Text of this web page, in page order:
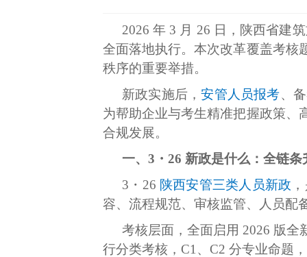
2026 年 3 月 26 日，陕西省建
全面落地执行。本次改革覆盖考核
秩序的重要举措。
新政实施后，安管人员报考、
为帮助企业与考生精准把握政策、
合规发展。
一、3・26 新政是什么：全链
3・26 陕西安管三类人员新政
容、流程规范、审核监管、人员配
考核层面，全面启用 2026 版
行分类考核，C1、C2 分专业命题